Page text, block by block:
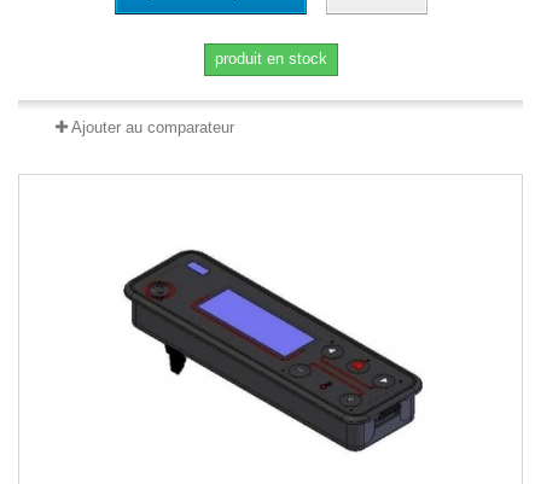
produit en stock
Ajouter au comparateur